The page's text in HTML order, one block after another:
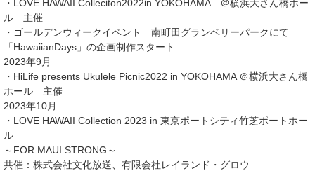
・LOVE HAWAII Colleciton2022in YOKOHAMA ＠横浜大さん橋ホー
ル 主催
・ゴールデンウィークイベント 南町田グランベリーパークにて
「HawaiianDays」の企画制作スタート
2023年9月
・HiLife presents Ukulele Picnic2022 in YOKOHAMA ＠横浜大さん橋
ホール 主催
2023年10月
・LOVE HAWAII Collection 2023 in 東京ポートシティ竹芝ポートホー
ル
～FOR MAUI STRONG～
共催：株式会社文化放送、有限会社レイランド・グロウ